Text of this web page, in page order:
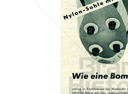
Konzerne